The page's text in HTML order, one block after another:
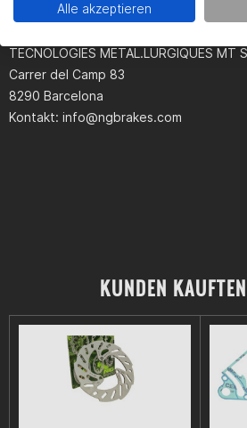
Kontaktinformationen des Herstellers:
TECNOLOGIES METAL.LURGIQUES MT
Carrer del Camp 83
8290 Barcelona
Kontakt: info@ngbrakes.com
KUNDEN
Alle akzeptieren